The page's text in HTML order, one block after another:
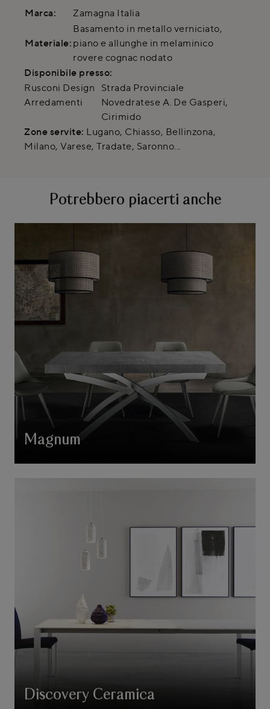
Marca: Zamagna Italia
Materiale:
Basamento in metallo verniciato,
piano e allunghe in melaminico
rovere cognac nodato
Disponibile presso:
Rusconi Design
Arredamenti
Strada Provinciale
Novedratese A. De Gasperi,
Cirimido
Zone servite: Lugano, Chiasso, Bellinzona,
Milano, Varese, Tradate, Saronno...
Potrebbero piacerti anche
Magnum
Discovery Ceramica